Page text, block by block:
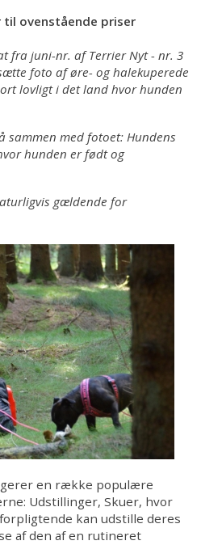
til ovenstående priser
fra juni-nr. af Terrier Nyt - nr. 3
foto af øre- og halekuperede
lovligt i det land hvor hunden
sammen med fotoet: Hundens
hunden er født og
gældende for
en række populære
Udstillinger, Skuer, hvor
kan udstille deres
af den af en rutineret